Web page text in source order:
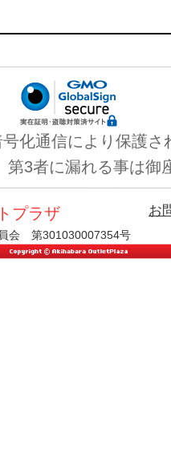
化通信により保護さ
第3者に漏れる事は御
プラザ
会 第301030007354号
お